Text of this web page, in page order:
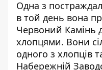
Одна з
в той день вона
Червоний Камінь
хлопцями. Вони
одного з хлопців
Набережній